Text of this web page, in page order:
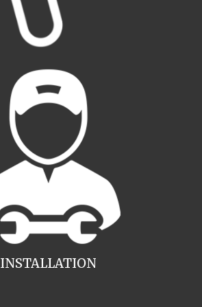
INSTALLATION